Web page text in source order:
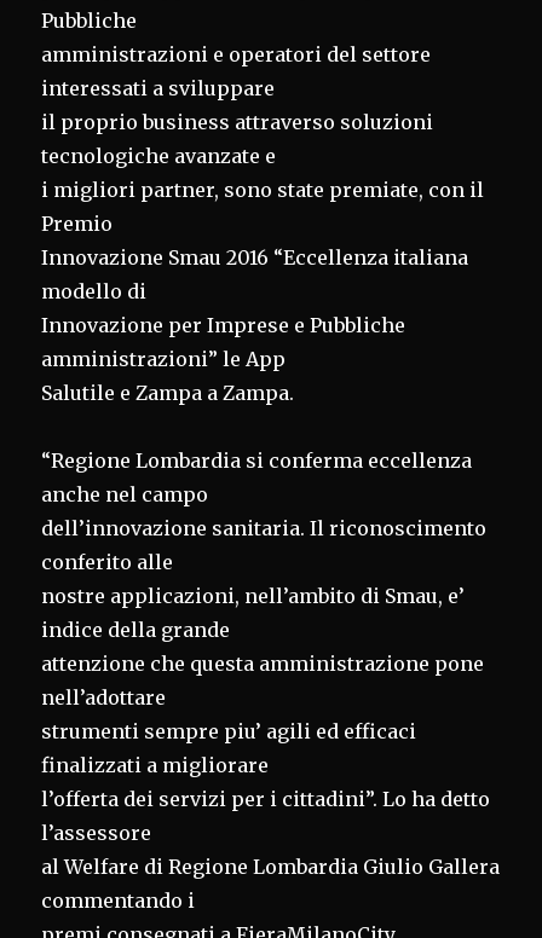
Pubbliche
amministrazioni e operatori del settore
interessati a sviluppare
il proprio business attraverso soluzioni
tecnologiche avanzate e
i migliori partner, sono state premiate, con il
Premio
Innovazione Smau 2016 “Eccellenza italiana
modello di
Innovazione per Imprese e Pubbliche
amministrazioni” le App
Salutile e Zampa a Zampa.
“Regione Lombardia si conferma eccellenza
anche nel campo
dell’innovazione sanitaria. Il riconoscimento
conferito alle
nostre applicazioni, nell’ambito di Smau, e’
indice della grande
attenzione che questa amministrazione pone
nell’adottare
strumenti sempre piu’ agili ed efficaci
finalizzati a migliorare
l’offerta dei servizi per i cittadini”. Lo ha detto
l’assessore
al Welfare di Regione Lombardia Giulio Gallera
commentando i